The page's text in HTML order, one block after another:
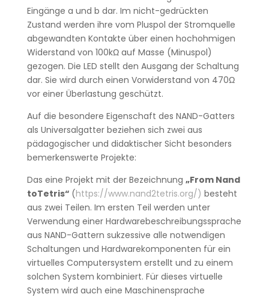
Eingänge a und b dar. Im nicht-gedrückten
Zustand werden ihre vom Pluspol der Stromquelle
abgewandten Kontakte über einen hochohmigen
Widerstand von 100kΩ auf Masse (Minuspol)
gezogen. Die LED stellt den Ausgang der Schaltung
dar. Sie wird durch einen Vorwiderstand von 470Ω
vor einer Überlastung geschützt.
Auf die besondere Eigenschaft des NAND-Gatters
als Universalgatter beziehen sich zwei aus
pädagogischer und didaktischer Sicht besonders
bemerkenswerte Projekte:
Das eine Projekt mit der Bezeichnung „From Nand
toTetris“ (https://www.nand2tetris.org/ ) besteht
aus zwei Teilen. Im ersten Teil werden unter
Verwendung einer Hardwarebeschreibungssprache
aus NAND-Gattern sukzessive alle notwendigen
Schaltungen und Hardwarekomponenten für ein
virtuelles Computersystem erstellt und zu einem
solchen System kombiniert. Für dieses virtuelle
System wird auch eine Maschinensprache